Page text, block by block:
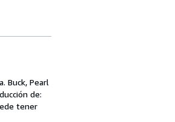
Buck, Pearl
de:
tener